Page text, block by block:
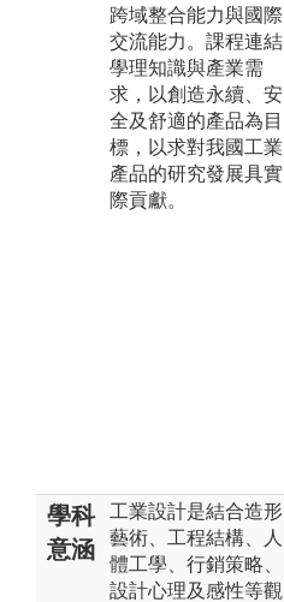
跨域整合能力與國際
交流能力。課程連結
學理知識與產業需
求，以創造永續、安
全及舒適的產品為目
標，以求對我國工業
產品的研究發展具實
際貢獻。
學科
意涵
工業設計是結合造形
藝術、工程結構、人
體工學、行銷策略、
設計心理及感性等觀